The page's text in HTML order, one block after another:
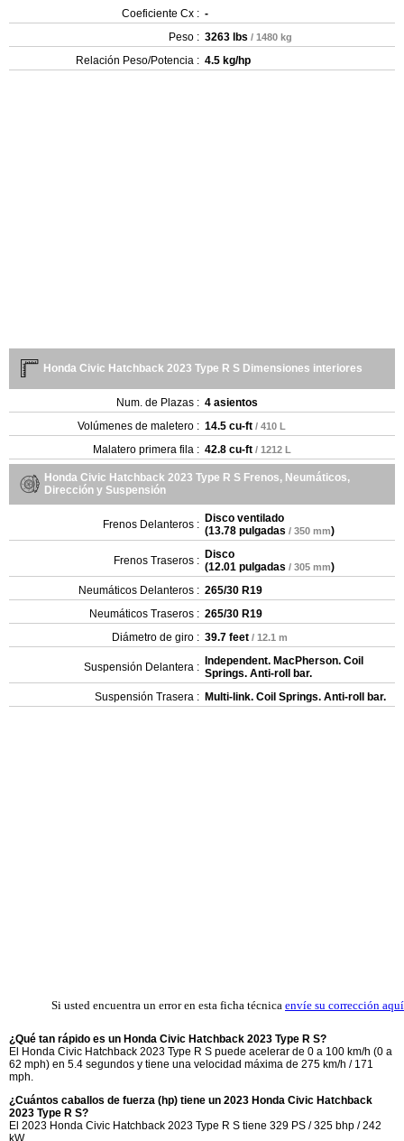
Coeficiente Cx : -
Peso : 3263 lbs / 1480 kg
Relación Peso/Potencia : 4.5 kg/hp
Honda Civic Hatchback 2023 Type R S Dimensiones interiores
Num. de Plazas : 4 asientos
Volúmenes de maletero : 14.5 cu-ft / 410 L
Malatero primera fila : 42.8 cu-ft / 1212 L
Honda Civic Hatchback 2023 Type R S Frenos, Neumáticos,
Dirección y Suspensión
Frenos Delanteros : Disco ventilado
(13.78 pulgadas / 350 mm)
Frenos Traseros : Disco
(12.01 pulgadas / 305 mm)
Neumáticos Delanteros : 265/30 R19
Neumáticos Traseros : 265/30 R19
Diámetro de giro : 39.7 feet / 12.1 m
Suspensión Delantera : Independent. MacPherson. Coil
Springs. Anti-roll bar.
Suspensión Trasera : Multi-link. Coil Springs. Anti-roll bar.
Si usted encuentra un error en esta ficha técnica envíe su corrección aquí
¿Qué tan rápido es un Honda Civic Hatchback 2023 Type R S?
El Honda Civic Hatchback 2023 Type R S puede acelerar de 0 a 100 km/h (0 a
62 mph) en 5.4 segundos y tiene una velocidad máxima de 275 km/h / 171
mph.
¿Cuántos caballos de fuerza (hp) tiene un 2023 Honda Civic Hatchback
2023 Type R S?
El 2023 Honda Civic Hatchback 2023 Type R S tiene 329 PS / 325 bhp / 242
kW.